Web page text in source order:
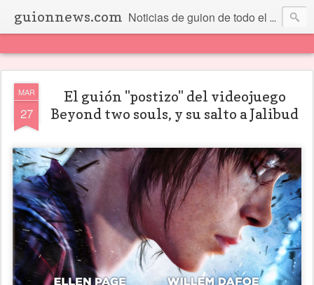
guionnews.com Noticias de guion de todo el mundo... Y más.
MAR
27
El guión "postizo" del videojuego
Beyond two souls, y su salto a Jalibud